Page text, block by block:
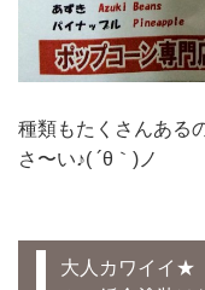
種類もたくさんある
さ〜い♪( ´θ｀)ノ
大人カワイイ